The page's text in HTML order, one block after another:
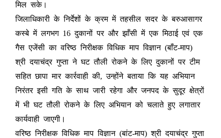
मिल सके।
जिलाधिकारी के निर्देशों के क्रम में तहसील सदर के बरुआसागर
कस्बे में लगभग 16 दुकानों पर और झाँसी में एक मिठाई एवं एक
गैस एजेंसी का वरिष्ठ निरीक्षक विधिक माप विज्ञान (बाँट-माप)
श्री दयाचंद्र गुप्ता ने घट तौली रोकने के लिए दुकानों पर टीम
सहित छापा मार कार्रवाही की, उन्होंने बताया कि यह अभियान
निरंतर इसी गति के साथ जारी रहेगा और जनपद के सुदूर क्षेत्रों
में भी घट तौली रोकने के लिए अभियान को चलाते हुए लगातार
कार्यवाही जाएगी।
वरिष्ठ निरीक्षक विधिक माप विज्ञान (बांट-माप) श्री दयाचंद्र गुप्ता